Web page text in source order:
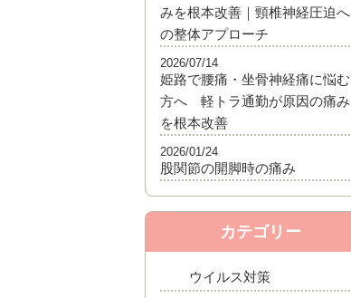
みを根本改善｜頸椎神経圧迫へ
の整体アプローチ
姫路で腰痛・坐骨神経痛に悩む
方へ 軽トラ通勤が原因の痛み
を根本改善
2026/07/14
股関節の開脚時の痛み
2026/01/24
カテゴリー
ウイルス対策